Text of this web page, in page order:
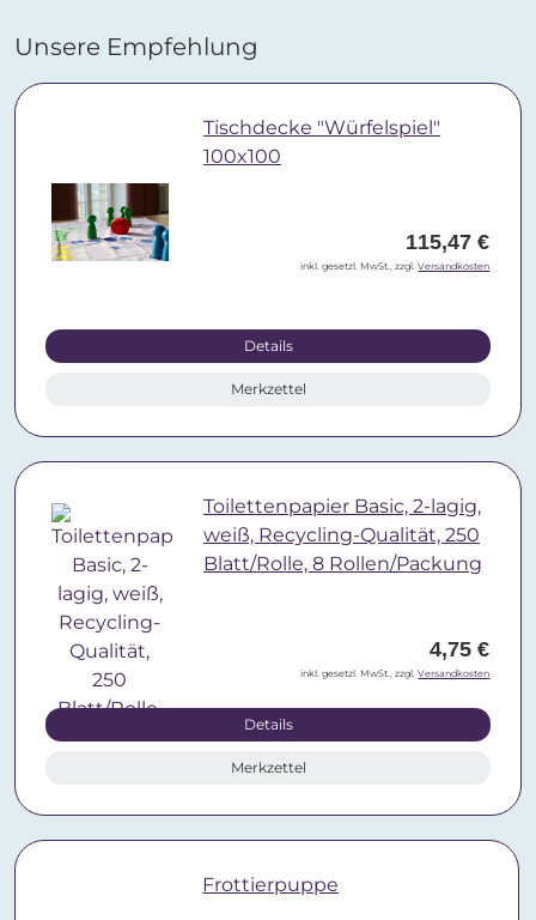
Unsere Empfehlung
Tischdecke "Würfelspiel"
100x100
115,47 €
inkl. gesetzl. MwSt., zzgl.Versandkosten
Details
Merkzettel
Toilettenpapier Basic, 2-lagig,
weiß, Recycling-Qualität, 250
Blatt/Rolle, 8 Rollen/Packung
4,75 €
inkl. gesetzl. MwSt., zzgl.Versandkosten
Details
Merkzettel
Frottierpuppe